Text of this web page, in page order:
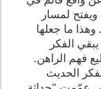
ويفتح لمسار
ما جعلها
الفكر
فهم الراهن.
الحديث